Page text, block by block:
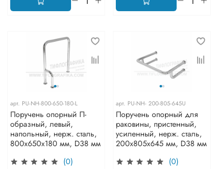
арт. PU-NH-800-650-180-L
Поручень опорный П-
образный, левый,
напольный, нерж. сталь,
800x650x180 мм, D38 мм
(0)
арт. PU-NH- 200-805-645U
Поручень опорный для
раковины, пристенный,
усиленный, нерж. сталь,
200x805x645 мм, D38 мм
(0)